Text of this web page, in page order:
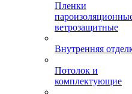
Пленки
ветрозащитные
Внутренняя
Потолок и
комплектующие